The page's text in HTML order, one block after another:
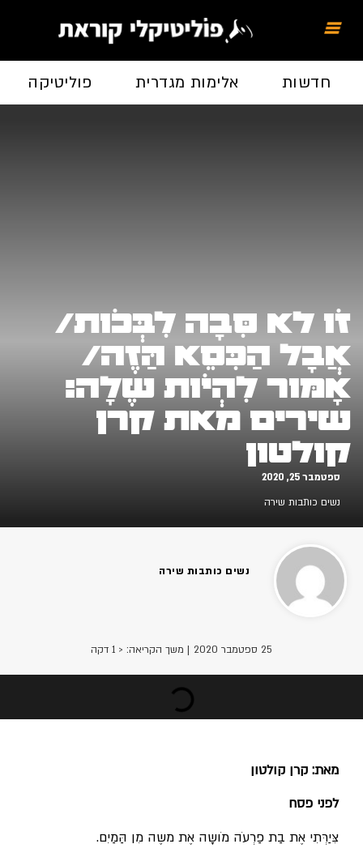
חדשות אלימות מגדרית פוליטיקה
זֹו לא סִּבָה לִבְּכֹות/
אֲבָל הַכִּסֵא הַּזֶה/
אָמּור לִהְיֹות שֶלָה:
שירים מאת קרן
קולטון
ספטמבר 25, 2020
נשים כותבות שירה
נשים כותבות שירה
25 ספטמבר 2020 | משך הקריאה: < 1 דקה
מאת: קרן קולטון
לפני פסח
צִּיַרְּתִי אֶת בַת פַרְעֹה מֹושָה אֶת משֶה מִן הַּמַיִם.